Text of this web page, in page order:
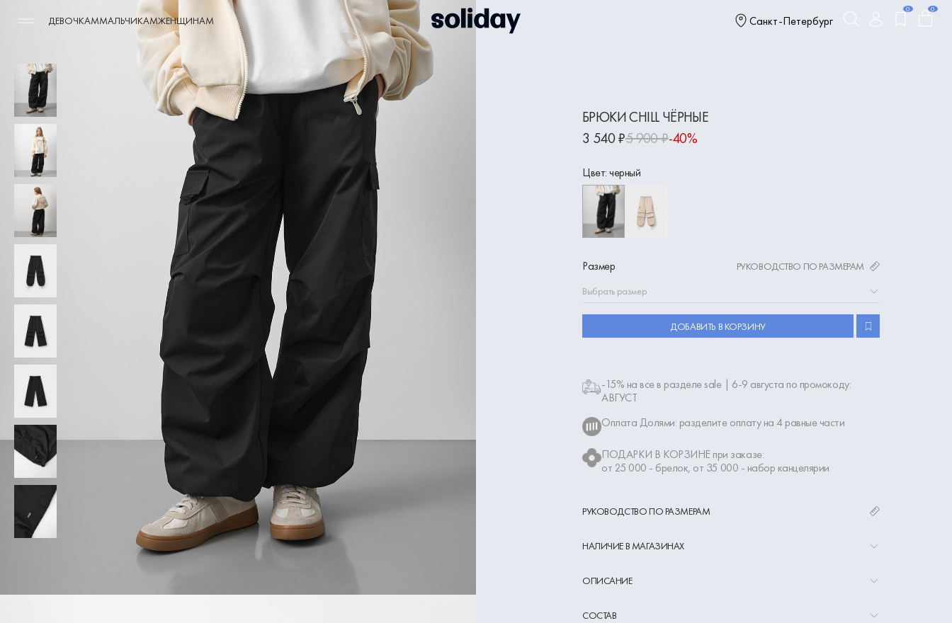
ДЕВОЧКАММАЛЬЧИКАМЖЕНЩИНАМ Санкт-Петербург
0 0
БРЮКИ CHILL ЧЁРНЫЕ
3 540 ₽5 900 ₽-40%
Цвет: черный
Размер
РУКОВОДСТВО ПО РАЗМЕРАМ
Выбрать размер
ДОБАВИТЬ В КОРЗИНУ
-15% на все в разделе sale | 6-9 августа по промокоду:
АВГУСТ
Оплата Долями: разделите оплату на 4 равные части
ПОДАРКИ В КОРЗИНЕ при заказе:
от 25 000 - брелок, от 35 000 - набор канцелярии
РУКОВОДСТВО ПО РАЗМЕРАМ
НАЛИЧИЕ В МАГАЗИНАХ
ОПИСАНИЕ
СОСТАВ